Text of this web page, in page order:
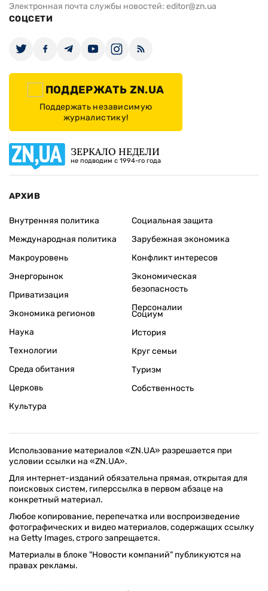
Электронная почта службы новостей: editor@zn.ua
СОЦСЕТИ
ПОДДЕРЖАТЬ ZN.UA
Поддержать независимую
журналистику!
ЗЕРКАЛО НЕДЕЛИ
не подводим с 1994-го года
АРХИВ
Внутренняя политика
Международная политика
Макроуровень
Энергорынок
Приватизация
Экономика регионов
Социальная защита
Зарубежная экономика
Конфликт интересов
Экономическая
безопасность
Персоналии
Наука
Технологии
Среда обитания
Церковь
Культура
Социум
История
Круг семьи
Туризм
Собственность
Использование материалов «ZN.UA» разрешается при
условии ссылки на «ZN.UA».
Для интернет-изданий обязательна прямая, открытая для
поисковых систем, гиперссылка в первом абзаце на
конкретный материал.
Любое копирование, перепечатка или воспроизведение
фотографических и видео материалов, содержащих ссылку
на Getty Images, строго запрещается.
Материалы в блоке "Новости компаний" публикуются на
правах рекламы.